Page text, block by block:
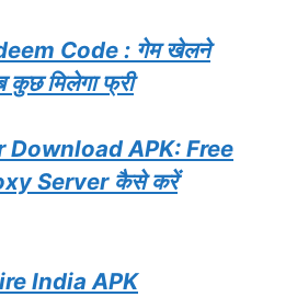
Code : गेम खेलने
कुछ मिलेगा फ्री
Download APK: Free
Server कैसे करें
India APK